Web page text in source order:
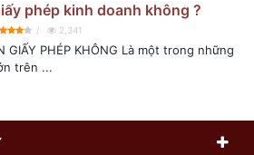
phép kinh doanh không ?
2,341
GIẤY PHÉP KHÔNG Là một trong những
trên ...